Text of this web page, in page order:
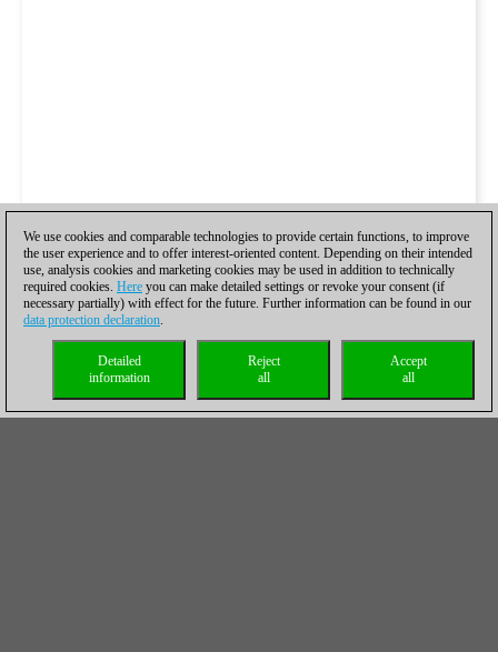
We use cookies and comparable technologies to provide certain functions, to improve
the user experience and to offer interest-oriented content. Depending on their intended
use, analysis cookies and marketing cookies may be used in addition to technically
required cookies. Here you can make detailed settings or revoke your consent (if
necessary partially) with effect for the future. Further information can be found in our
data protection declaration.
Accept
all
Reject
all
Detailed
information